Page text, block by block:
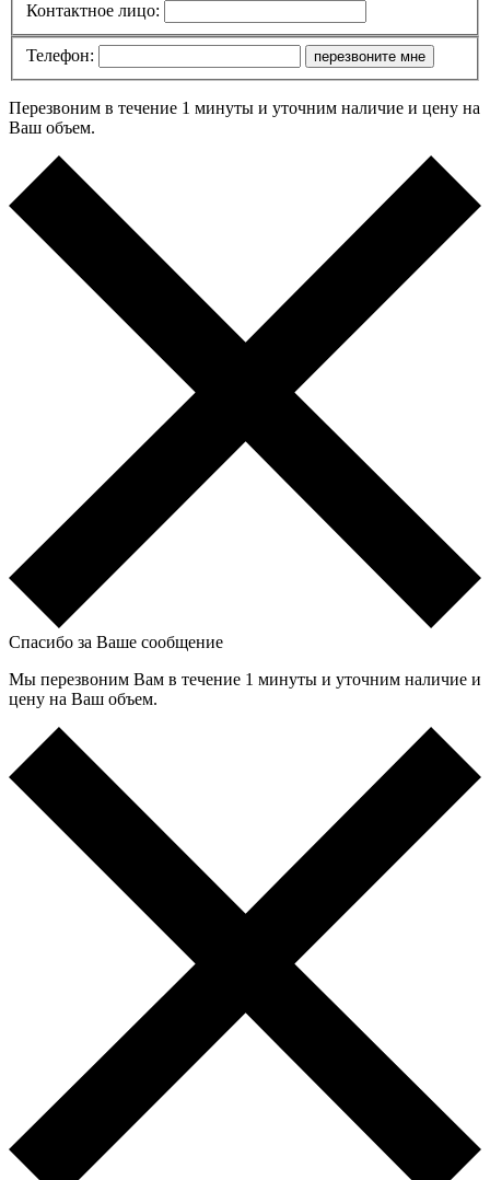
Контактное лицо:
Телефон: перезвоните мне
Перезвоним в течение 1 минуты и уточним наличие и цену на
Ваш объем.
Спасибо за Ваше сообщение
Мы перезвоним Вам в течение 1 минуты и уточним наличие и
цену на Ваш объем.